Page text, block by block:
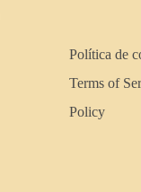
Política de
Terms of
Policy